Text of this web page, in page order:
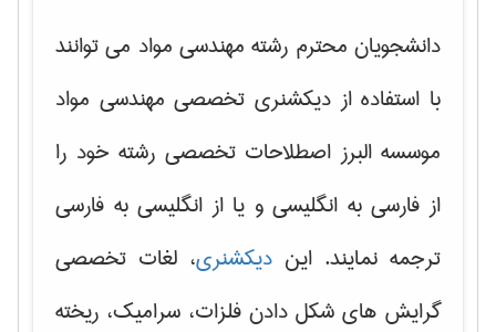
دانشجویان محترم رشته مهندسی مواد می توانند
با استفاده از دیکشنری تخصصی مهندسی مواد
موسسه البرز اصطلاحات تخصصی رشته خود را
از فارسی به انگلیسی و یا از انگلیسی به فارسی
ترجمه نمایند. این دیکشنری، لغات تخصصی
گرایش های شکل دادن فلزات، سرامیک، ریخته